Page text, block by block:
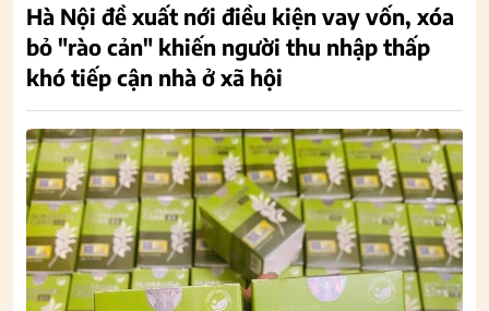
Hà Nội đề xuất nới điều kiện vay vốn, xóa
bỏ "rào cản" khiến người thu nhập thấp
khó tiếp cận nhà ở xã hội